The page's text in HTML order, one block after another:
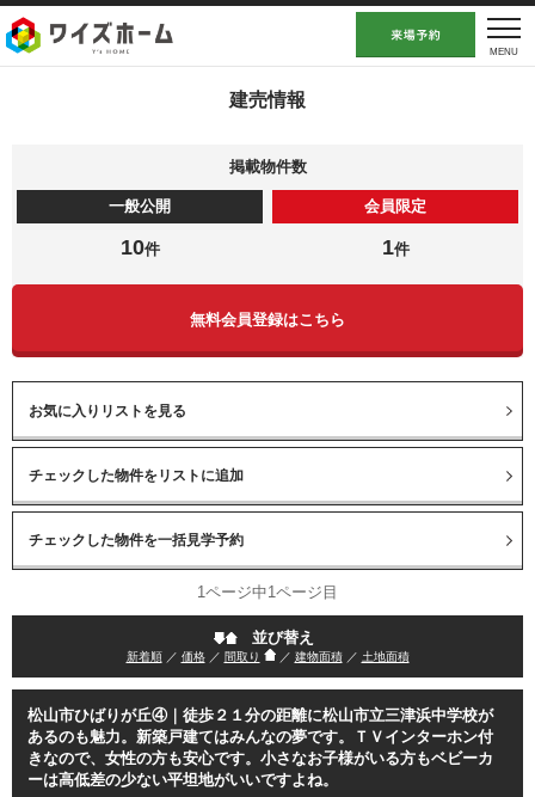
建売情報
掲載物件数
一般公開
10件
会員限定
1件
無料会員登録はこちら
お気に入りリストを見る
1ページ中1ページ目
並び替え
新着順／ 価格／ 間取り ／ 建物面積／ 土地面積
松山市ひばりが丘④｜徒歩２１分の距離に松山市立三津浜中学校が
あるのも魅力。新築戸建てはみんなの夢です。ＴＶインターホン付
きなので、女性の方も安心です。小さなお子様がいる方もベビーカ
ーは高低差の少ない平坦地がいいですよね。